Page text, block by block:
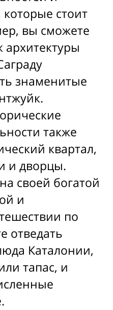
стоит
вы сможете
архитектуры
знаменитые
также
квартал,
и дворцы.
своей богатой
и
по
отведать
Каталонии,
тапас, и